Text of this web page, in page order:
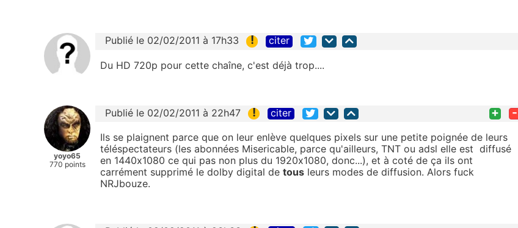
Publié le 02/02/2011 à 17h33 ! citer
Du HD 720p pour cette chaîne, c'est déjà trop....
yoyo65
770 points
Publié le 02/02/2011 à 22h47 ! citer + -
Ils se plaignent parce que on leur enlève quelques pixels sur une petite poignée de leurs
téléspectateurs (les abonnées Misericable, parce qu'ailleurs, TNT ou adsl elle est diffusé
en 1440x1080 ce qui pas non plus du 1920x1080, donc...), et à coté de ça ils ont
carrément supprimé le dolby digital de tous leurs modes de diffusion. Alors fuck
NRJbouze.